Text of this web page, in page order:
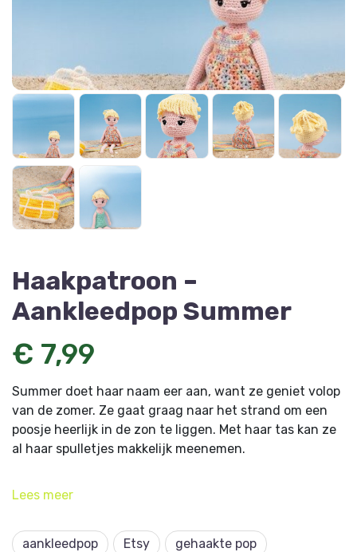
Haakpatroon –
Aankleedpop Summer
€ 7,99
Summer doet haar naam eer aan, want ze geniet volop
van de zomer. Ze gaat graag naar het strand om een
poosje heerlijk in de zon te liggen. Met haar tas kan ze
al haar spulletjes makkelijk meenemen.
ontworpen door Designer: Paulien de Nekker,
Lees meer
aankleedpop Etsy
gehaakte pop